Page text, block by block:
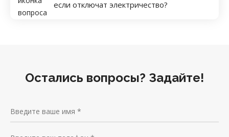
если отключат электричество?
Остались вопросы? Задайте!